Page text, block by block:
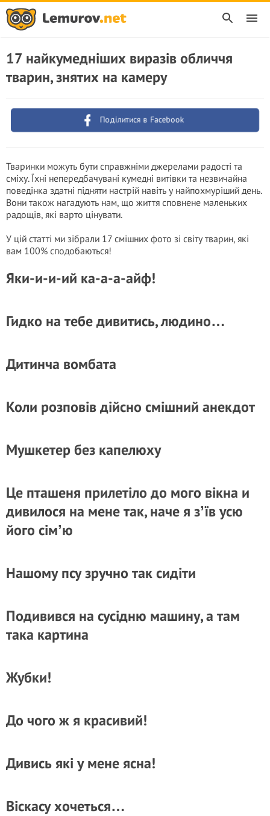
17 найкумедніших виразів обличчя
тварин, знятих на камеру
Поділитися в Facebook
Тваринки можуть бути справжніми джерелами радості та
сміху. Їхні непередбачувані кумедні витівки та незвичайна
поведінка здатні підняти настрій навіть у найпохмуріший день.
Вони також нагадують нам, що життя сповнене маленьких
радощів, які варто цінувати.
У цій статті ми зібрали 17 смішних фото зі світу тварин, які
вам 100% сподобаються!
Яки-и-и-ий ка-а-а-айф!
Гидко на тебе дивитись, людино…
Дитинча вомбата
Коли розповів дійсно смішний анекдот
Мушкетер без капелюху
Це пташеня прилетіло до мого вікна и
дивилося на мене так, наче я зʼїв усю
його сімʼю
Нашому псу зручно так сидіти
Подивився на сусідню машину, а там
така картина
Жубки!
До чого ж я красивий!
Дивись які у мене ясна!
Віскасу хочеться…